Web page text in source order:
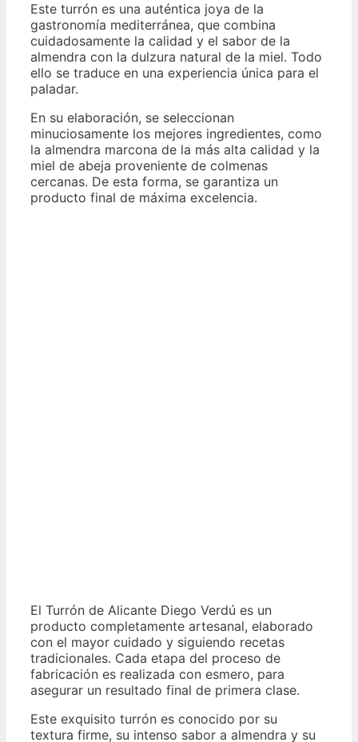
Este turrón es una auténtica joya de la
gastronomía mediterránea, que combina
cuidadosamente la calidad y el sabor de la
almendra con la dulzura natural de la miel. Todo
ello se traduce en una experiencia única para el
paladar.
En su elaboración, se seleccionan
minuciosamente los mejores ingredientes, como
la almendra marcona de la más alta calidad y la
miel de abeja proveniente de colmenas
cercanas. De esta forma, se garantiza un
producto final de máxima excelencia.
El Turrón de Alicante Diego Verdú es un
producto completamente artesanal, elaborado
con el mayor cuidado y siguiendo recetas
tradicionales. Cada etapa del proceso de
fabricación es realizada con esmero, para
asegurar un resultado final de primera clase.
Este exquisito turrón es conocido por su
textura firme, su intenso sabor a almendra y su